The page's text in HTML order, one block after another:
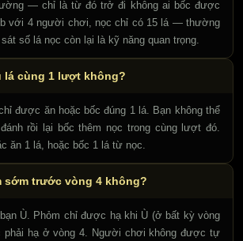
— chỉ là từ đó trở đi không ai bốc được
với 4 người chơi, nọc chỉ có 15 lá — thường
số lá nọc còn lại là kỹ năng quan trọng.
lá cùng 1 lượt không?
được ăn hoặc bốc đúng 1 lá. Bạn không thể
rồi lại bốc thêm nọc trong cùng lượt đó.
ăn 1 lá, hoặc bốc 1 lá từ nọc.
sớm trước vòng 4 không?
Ù. Phỏm chỉ được hạ khi Ù (ở bất kỳ vòng
phải hạ ở vòng 4. Người chơi không được tự